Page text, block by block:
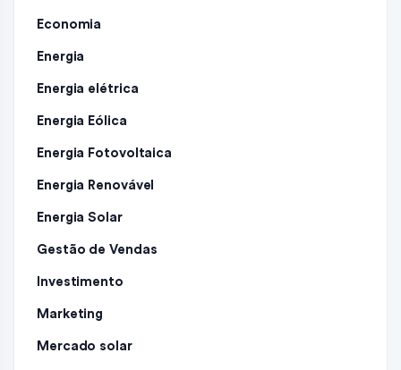
Economia
Energia
Energia elétrica
Energia Eólica
Energia Fotovoltaica
Energia Renovável
Energia Solar
Gestão de Vendas
Investimento
Marketing
Mercado solar